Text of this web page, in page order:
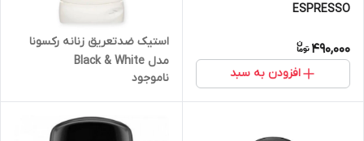
ESPRESSO
490,000
افزودن به سبد
استیک ضدتعریق زنانه رکسونا
مدل Black & White
ناموجود